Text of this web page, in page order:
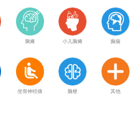
脑瘫 小儿脑瘫 癫痫
坐骨神经痛 脑梗 其他